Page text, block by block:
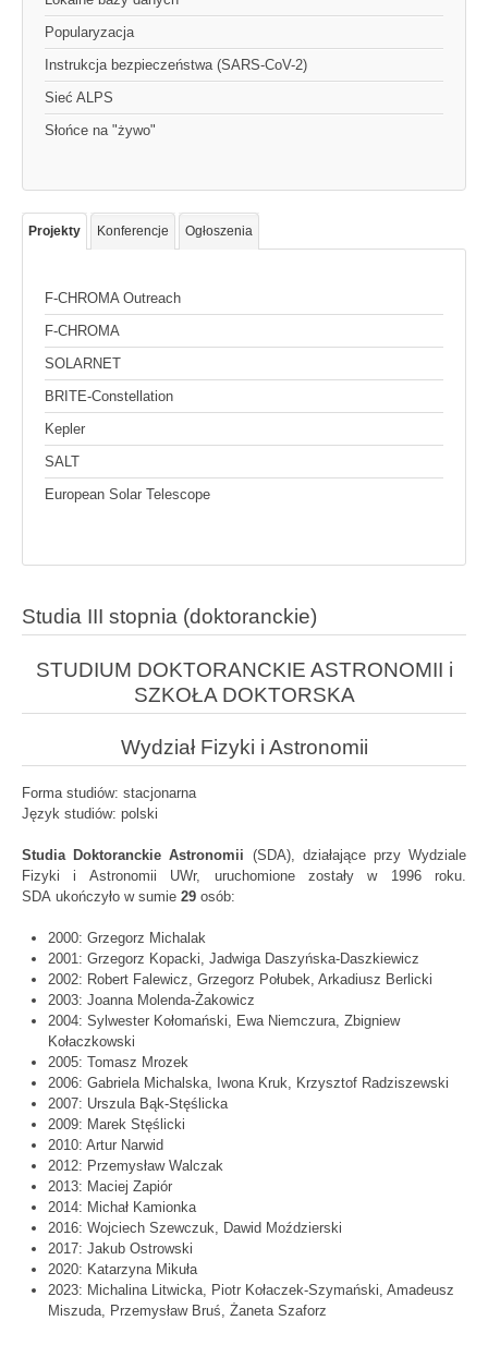
Popularyzacja
Instrukcja bezpieczeństwa (SARS-CoV-2)
Sieć ALPS
Słońce na "żywo"
Projekty Konferencje Ogłoszenia
F-CHROMA Outreach
F-CHROMA
SOLARNET
BRITE-Constellation
Kepler
SALT
European Solar Telescope
Studia III stopnia (doktoranckie)
STUDIUM DOKTORANCKIE ASTRONOMII i
SZKOŁA DOKTORSKA
Wydział Fizyki i Astronomii
Forma studiów: stacjonarna
Język studiów: polski
Studia Doktoranckie Astronomii (SDA), działające przy Wydziale
Fizyki i Astronomii UWr, uruchomione zostały w 1996 roku.
SDA ukończyło w sumie 29 osób:
2000: Grzegorz Michalak
2001: Grzegorz Kopacki, Jadwiga Daszyńska-Daszkiewicz
2002: Robert Falewicz, Grzegorz Połubek, Arkadiusz Berlicki
2003: Joanna Molenda-Żakowicz
2004: Sylwester Kołomański, Ewa Niemczura, Zbigniew
Kołaczkowski
2005: Tomasz Mrozek
2006: Gabriela Michalska, Iwona Kruk, Krzysztof Radziszewski
2007: Urszula Bąk-Stęślicka
2009: Marek Stęślicki
2010: Artur Narwid
2012: Przemysław Walczak
2013: Maciej Zapiór
2014: Michał Kamionka
2016: Wojciech Szewczuk, Dawid Moździerski
2017: Jakub Ostrowski
2020: Katarzyna Mikuła
2023: Michalina Litwicka, Piotr Kołaczek-Szymański, Amadeusz
Miszuda, Przemysław Bruś, Żaneta Szaforz